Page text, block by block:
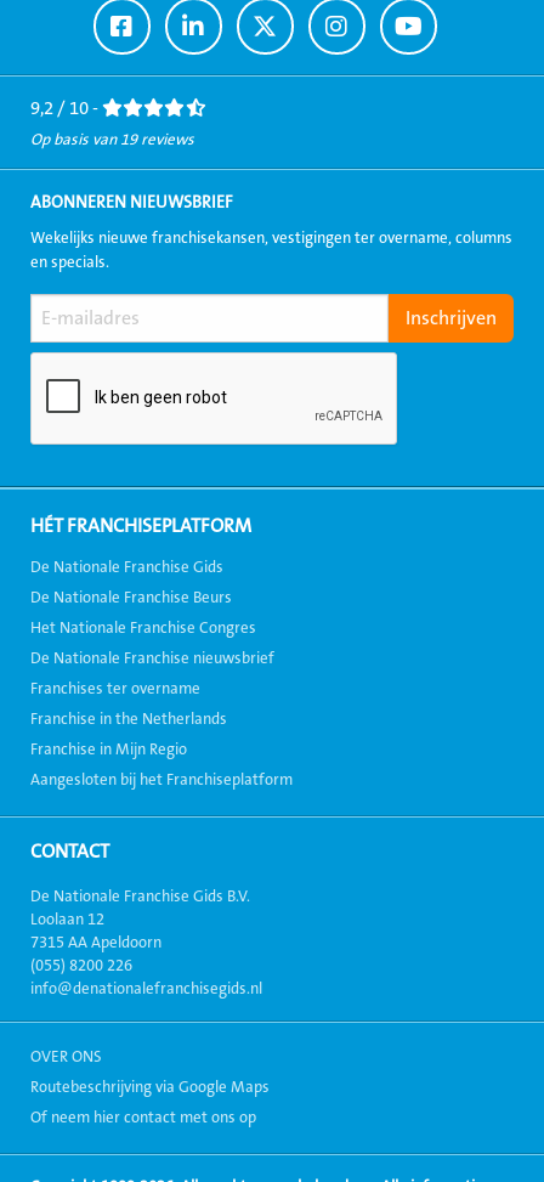
Ga
naar
Facebook
Ga
naar
LinkedIn
Ga
naar
Twitter
Ga
naar
Instagram
Ga
naar
Youtube
9,2 / 10 -
Op basis van 19 reviews
ABONNEREN NIEUWSBRIEF
Wekelijks nieuwe franchisekansen, vestigingen ter overname, columns
en specials.
HÉT FRANCHISEPLATFORM
De Nationale Franchise Gids
De Nationale Franchise Beurs
Het Nationale Franchise Congres
De Nationale Franchise nieuwsbrief
Franchises ter overname
Franchise in the Netherlands
Franchise in Mijn Regio
Aangesloten bij het Franchiseplatform
CONTACT
De Nationale Franchise Gids B.V.
Loolaan 12
7315 AA Apeldoorn
(055) 8200 226
info@denationalefranchisegids.nl
OVER ONS
Routebeschrijving via Google Maps
Of neem hier contact met ons op